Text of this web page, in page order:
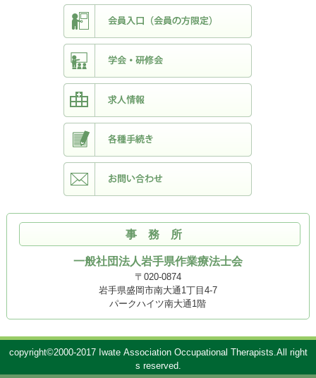
事務所
一般社団法人岩手県作業療法士会
〒020-0874
岩手県盛岡市南大通1丁目4-7
パークハイツ南大通1階
copyright©2000-2017 Iwate Association Occupational Therapists.All right
s reserved.